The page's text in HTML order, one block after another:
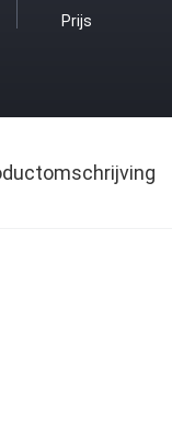
Prijs